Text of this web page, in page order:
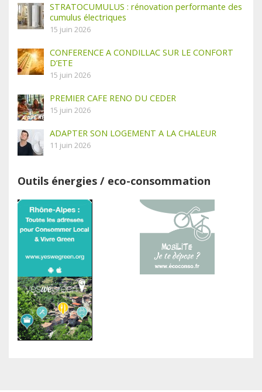
STRATOCUMULUS : rénovation performante des
cumulus électriques
15 juin 2026
CONFERENCE A CONDILLAC SUR LE CONFORT
D’ETE
15 juin 2026
PREMIER CAFE RENO DU CEDER
15 juin 2026
ADAPTER SON LOGEMENT A LA CHALEUR
11 juin 2026
Outils énergies / eco-consommation